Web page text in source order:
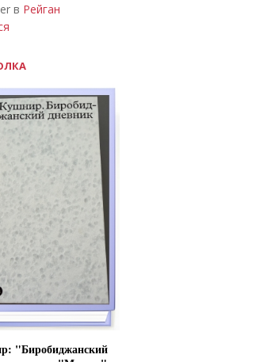
в Рейган
"Биробиджанский